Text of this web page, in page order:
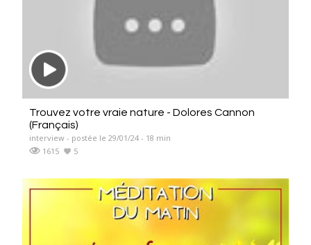
Trouvez votre vraie nature - Dolores Cannon
(Français)
interview - postée le 29/01/24 - 18 min
1615
5